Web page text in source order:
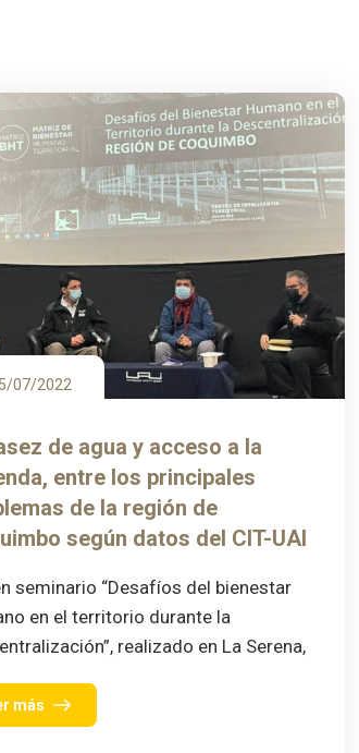
07/2022
de agua y acceso a la
entre los principales
de la región de
según datos del CIT-UAI
seminario “Desafíos del bienestar
en el territorio durante la
realizado en La Serena,
más